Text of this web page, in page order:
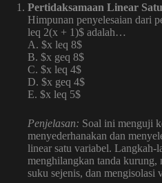
Pertidaksamaan Linear
Himpunan penyelesaian dari
leq 2(x + 1)$ adalah…
A. $x leq 8$
B. $x geq 8$
C. $x leq 4$
D. $x geq 4$
E. $x leq 5$
Penjelasan: Soal ini menguji
menyederhanakan dan
linear satu variabel. Langkah-
menghilangkan tanda kurung,
suku sejenis, dan mengisolasi